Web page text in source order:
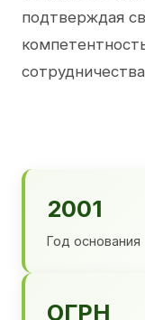
подтверждая
2001
Год основания
ОГРН